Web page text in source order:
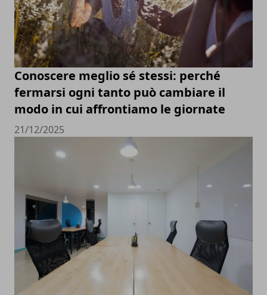
Conoscere meglio sé stessi: perché
fermarsi ogni tanto può cambiare il
modo in cui affrontiamo le giornate
21/12/2025